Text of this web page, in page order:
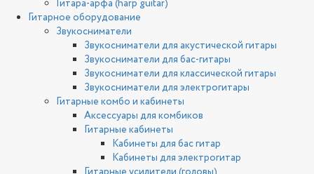
Гитара-арфа (harp guitar)
Гитарное оборудование
Звукосниматели
Звукосниматели для акустической гитары
Звукосниматели для бас-гитары
Звукосниматели для классической гитары
Звукосниматели для электрогитары
Гитарные комбо и кабинеты
Аксессуары для комбиков
Гитарные кабинеты
Кабинеты для бас гитар
Кабинеты для электрогитар